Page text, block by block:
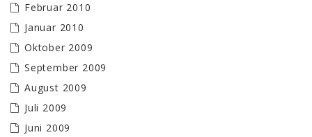
Februar 2010
Januar 2010
Oktober 2009
September 2009
August 2009
Juli 2009
Juni 2009